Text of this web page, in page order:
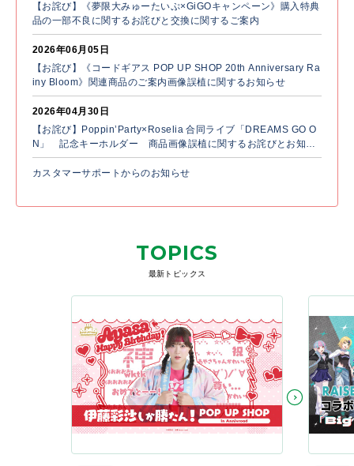
【お詫び】《夢限大みゅーたいぷ×GiGOキャンペーン》購入特典
品の一部不良に関するお詫びと交換に関するご案内
2026年06月05日
【お詫び】《コードギアス POP UP SHOP 20th Anniversary Ra
iny Bloom》関連商品のご案内画像誤植に関するお知らせ
2026年04月30日
【お詫び】Poppin’Party×Roselia 合同ライブ「DREAMS GO O
N」 記念キーホルダー 商品画像誤植に関するお詫びとお知ら
せ
カスタマーサポートからのお知らせ
TOPICS
最新トピックス